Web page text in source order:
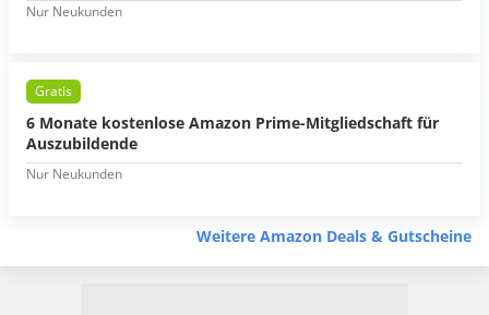
Nur Neukunden
Gratis
6 Monate kostenlose Amazon Prime-Mitgliedschaft für
Auszubildende
Nur Neukunden
Weitere Amazon Deals & Gutscheine